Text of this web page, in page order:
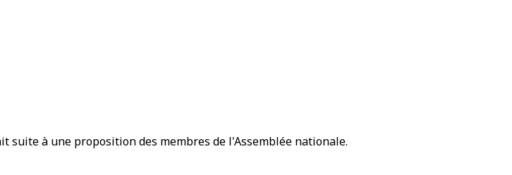
à une proposition des membres de l'Assemblée nationale.